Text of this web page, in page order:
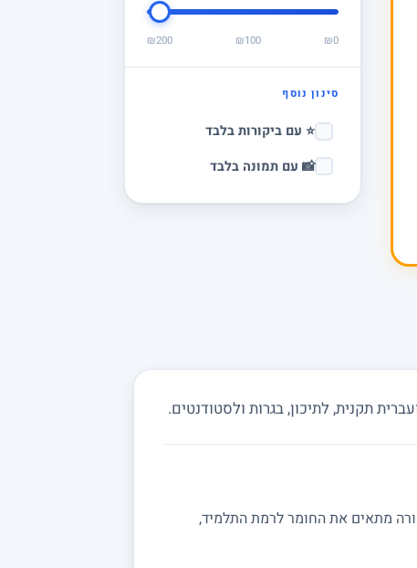
₪0
₪100
₪200
סינון נוסף
⭐ עם ביקורות בלבד
📸 עם תמונה בלבד
תקנית, לתיכון, בגרות ולסטודנטים.
מתאים את החומר לרמת התלמיד,